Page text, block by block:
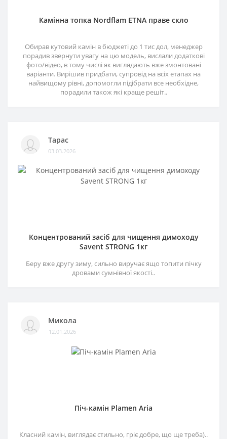
Камінна топка Nordflam ETNA праве скло
Обирав кутовий камін в бюджеті до 1 тис дол, менеджер
порадив звернути увагу на цю модель, вислали додаткові
фото/відео, в тому числі як виглядають вже змонтовані
варіанти. Вирішив придбати, супровід на всіх етапах на
найвищому рівні, допомогли підібрати все необхідне,
порадили також які краще решіт..
Тарас
03.03.2026
Концентрований засіб для чищення димоходу
Savent STRONG 1кг
Беру вже другу зиму, сильно виручає ящо топити пічку
дровами сумнівної якості..
Микола
12.01.2026
Піч-камін Plamen Aria
Класний камін, виглядає стильно, гріє добре, що ще треба)..